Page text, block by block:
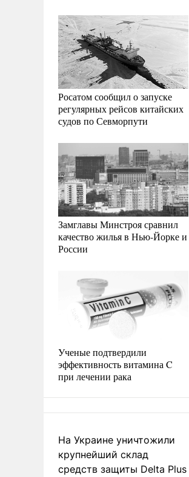
Росатом сообщил о запуске
регулярных рейсов китайских
судов по Севморпути
Замглавы Минстроя сравнил
качество жилья в Нью-Йорке и
России
Ученые подтвердили
эффективность витамина C
при лечении рака
На Украине уничтожили
крупнейший склад
средств защиты Delta Plus